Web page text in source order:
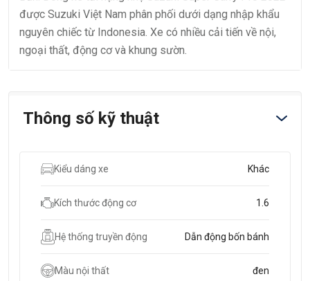
được Suzuki Việt Nam phân phối dưới dạng nhập khẩu
nguyên chiếc từ Indonesia. Xe có nhiều cải tiến về nội,
ngoại thất, động cơ và khung sườn.
Thông số kỹ thuật
Kiểu dáng xe Khác
Kích thước động cơ 1.6
Hệ thống truyền động Dẫn động bốn bánh
Màu nội thất đen